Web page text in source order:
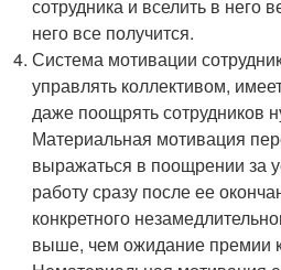
сотрудника и вселить в него
него все получится.
Система мотивации
управлять коллективом,
даже поощрять сотрудников
Материальная мотивация
выражаться в поощрении за
работу сразу после ее
конкретного
выше, чем ожидание премии